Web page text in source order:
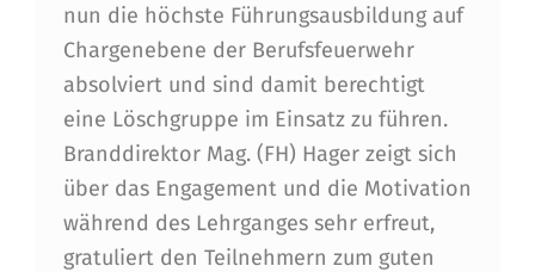
G
A
N
G
nun die höchste Führungsausbildung auf
Chargenebene der Berufsfeuerwehr
absolviert und sind damit berechtigt
eine Löschgruppe im Einsatz zu führen.
Branddirektor Mag. (FH) Hager zeigt sich
über das Engagement und die Motivation
während des Lehrganges sehr erfreut,
gratuliert den Teilnehmern zum guten